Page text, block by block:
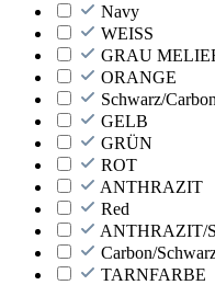
Navy
WEISS
GRAU
ORANGE
Schwarz/Carbon
GELB
GRÜN
ROT
ANTHRAZIT
Red
ANTHRAZIT/
Carbon/
TARNFARBE